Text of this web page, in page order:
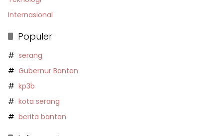
Internasional
Populer
serang
Gubernur Banten
kp3b
kota serang
berita banten